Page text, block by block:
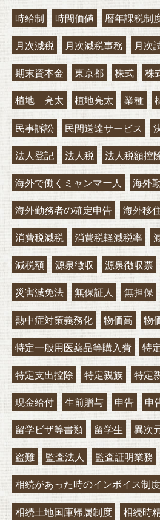
時給制 時間価値 暦年課税制
月次減税 月次減税事務 月次
期末資本金 東京都 株式 株
植地 亮太 植地亮太 業種
民事訴訟 民間送達サービス
法人登記 法人税 法人税額控
海外で働くミャンマー人 海外
海外勤務者の確定申告 海外移
消費税減税 消費税軽減税率
減税額 源泉徴収 源泉徴収票
災害減免法 無保証人 無担保
熱中症対策義務化 物価高 物
特定一般用医薬品等購入費 特
特定支出控除 特定親族 特定
現金給付 生前贈与 申告 申
留学ビザ等書類 留学生 異次
盗難 監査法人 監査証明業務
相続があった時のインボイス制度
相続土地国庫帰属制度 相続時